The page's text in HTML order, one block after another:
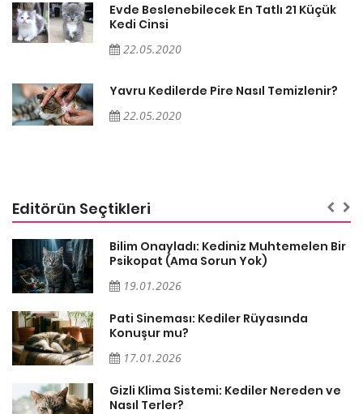
Evde Beslenebilecek En Tatlı 21 Küçük
Kedi Cinsi
22.05.2020
Yavru Kedilerde Pire Nasıl Temizlenir?
22.05.2020
Editörün Seçtikleri
Bilim Onayladı: Kediniz Muhtemelen Bir
Psikopat (Ama Sorun Yok)
19.01.2026
Pati Sineması: Kediler Rüyasında
Konuşur mu?
17.01.2026
Gizli Klima Sistemi: Kediler Nereden ve
Nasıl Terler?